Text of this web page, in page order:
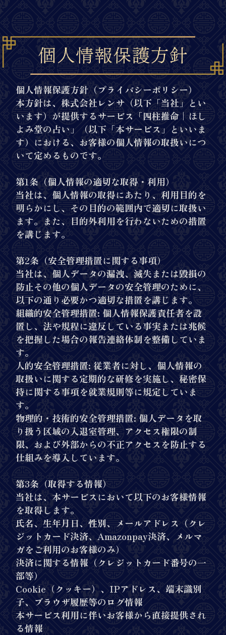
個人情報保護方針（プライバシーポリシー）
本方針は、株式会社レンサ（以下「当社」とい
います）が提供するサービス「四柱推命｜ほし
よみ堂の占い」（以下「本サービス」といいま
す）における、お客様の個人情報の取扱いにつ
いて定めるものです。
第1条（個人情報の適切な取得・利用）
当社は、個人情報の取得にあたり、利用目的を
明らかにし、その目的の範囲内で適切に取扱い
ます。また、目的外利用を行わないための措置
を講じます。
第2条（安全管理措置に関する事項）
当社は、個人データの漏洩、滅失または毀損の
防止その他の個人データの安全管理のために、
以下の通り必要かつ適切な措置を講じます。
組織的安全管理措置: 個人情報保護責任者を設
置し、法や規程に違反している事実または兆候
を把握した場合の報告連絡体制を整備していま
す。
人的安全管理措置: 従業者に対し、個人情報の
取扱いに関する定期的な研修を実施し、秘密保
持に関する事項を就業規則等に規定していま
す。
物理的・技術的安全管理措置: 個人データを取
り扱う区域の入退室管理、アクセス権限の制
限、および外部からの不正アクセスを防止する
仕組みを導入しています。
第3条（取得する情報）
当社は、本サービスにおいて以下のお客様情報
を取得します。
氏名、生年月日、性別、メールアドレス（クレ
ジットカード決済、Amazonpay決済、メルマ
ガをご利用のお客様のみ）
決済に関する情報（クレジットカード番号の一
部等）
Cookie（クッキー）、IPアドレス、端末識別
子、ブラウザ履歴等のログ情報
本サービス利用に伴いお客様から直接提供され
る情報